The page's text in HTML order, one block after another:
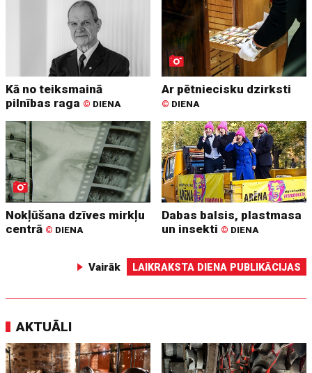
Kā no teiksmainā
pilnības raga © DIENA
Ar pētniecisku dzirksti
© DIENA
Nokļūšana dzīves mirkļu
centrā © DIENA
Dabas balsis, plastmasa
un insekti © DIENA
Vairāk LAIKRAKSTA DIENA PUBLIKĀCIJAS
AKTUĀLI